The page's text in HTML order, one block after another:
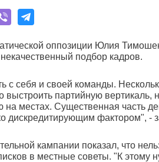
оппозиции Юлия
подбор кадров.
с себя и своей команды.
партийную вертикаль,
местах. Существенная часть
дискредитирующим фактором",
кампании показал, что
в местные советы. "К этому